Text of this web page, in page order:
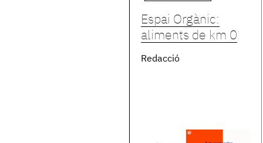
Espai Orgànic:
aliments de km 0
Redacció